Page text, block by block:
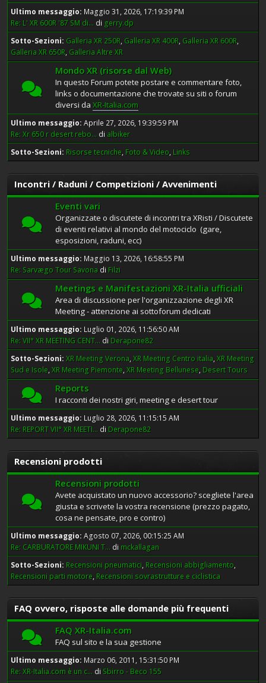
Ultimo messaggio: Maggio 31, 2026, 17:19:39 PM
Re: L' XR 600R '87 SM di... di gerry.dp
Sotto-Sezioni Galleria XR 250R Galleria XR 400R Galleria XR 600R
Galleria XR 650R Galleria Altre XR
Mondo XR (risorse dal Web)
In questo Forum potete postare e commentare foto,
links o documentazione che trovate su siti o forum
diversi da XR-Italia.com
Ultimo messaggio: Aprile 27, 2026, 19:39:59 PM
Re: Xr 650 r desert rebo... di albiker
Sotto-Sezioni Risorse tecniche Foto & Video Links
Incontri / Raduni / Competizioni / Avvenimenti
Eventi vari
Organizzate o discutete di incontri tra XRisti / Discutete
di eventi relativi al mondo del motociclo (gare,
esposizioni, raduni, ecc)
Ultimo messaggio: Maggio 13, 2026, 16:58:55 PM
Re: Sarvægo Tour Savona di Filzi
Meetings e Manifestazioni XR-Italia ufficiali
Area di discussione per l'organizzazione degli XR
Meeting - attenzione ai sottoforum dedicati
Ultimo messaggio: Luglio 01, 2026, 11:56:50 AM
Re: VII° XR MEETING CENT... di Derapone82
Sotto-Sezioni XR Meeting Verona XR Meeting Centro italia XR Meeting
Sud e Isole XR Meeting Piemonte XR Meeting Bellunese Desert Tours
Reports
I racconti dei nostri giri, meeting e desert tour
Ultimo messaggio: Luglio 28, 2026, 11:15:15 AM
Re: REPORT VII° XR MEETI... di Derapone82
Recensioni prodotti
Recensioni prodotti
Avete acquistato un nuovo accessorio? scegliete l'area
giusta e scrivete la vostra recensione (prezzo pagato,
cosa ne pensate, pro e contro)
Ultimo messaggio: Agosto 07, 2026, 00:15:25 AM
Re: CARBURATORE MIKUNI T... di mckallagan
Sotto-Sezioni Recensioni pneumatici Recensioni abbigliamento
Recensioni parti motore Recensioni sovrastrutture e ciclistica
FAQ ovvero, risposte alle domande più frequenti
FAQ XR-Italia.com
FAQ sul sito e la sua gestione
Ultimo messaggio: Marzo 06, 2011, 15:31:50 PM
Re: XR-Italia.com è un c... di Sbirro - Beco 155